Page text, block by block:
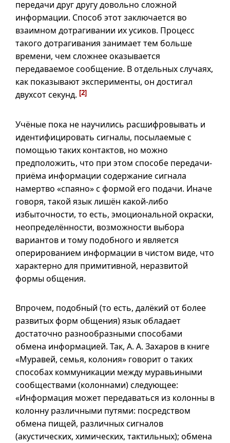
передачи друг другу довольно сложной
информации. Способ этот заключается во
взаимном дотрагивании их усиков. Процесс
такого дотрагивания занимает тем больше
времени, чем сложнее оказывается
передаваемое сообщение. В отдельных случаях,
как показывают эксперименты, он достигал
двухсот секунд. [2]
Учёные пока не научились расшифровывать и
идентифицировать сигналы, посылаемые с
помощью таких контактов, но можно
предположить, что при этом способе передачи-
приёма информации содержание сигнала
намертво «спаяно» с формой его подачи. Иначе
говоря, такой язык лишён какой-либо
избыточности, то есть, эмоциональной окраски,
неопределённости, возможности выбора
вариантов и тому подобного и является
оперированием информации в чистом виде, что
характерно для примитивной, неразвитой
формы общения.
Впрочем, подобный (то есть, далёкий от более
развитых форм общения) язык обладает
достаточно разнообразными способами
обмена информацией. Так, А. А. Захаров в книге
«Муравей, семья, колония» говорит о таких
способах коммуникации между муравьиными
сообществами (колоннами) следующее:
«Информация может передаваться из колонны в
колонну различными путями: посредством
обмена пищей, различных сигналов
(акустических, химических, тактильных); обмена